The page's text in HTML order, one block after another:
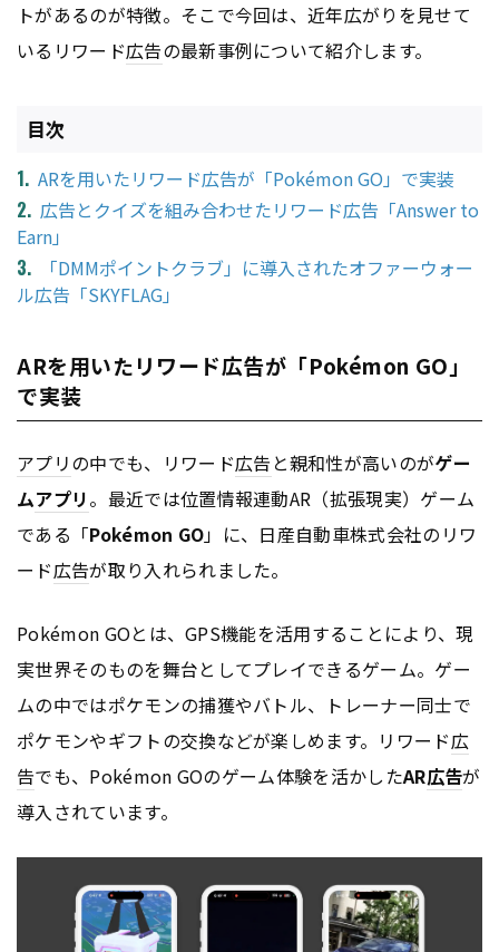
トがあるのが特徴。そこで今回は、近年広がりを見せて
いるリワード広告の最新事例について紹介します。
目次
ARを用いたリワード広告が「Pokémon GO」で実装
広告とクイズを組み合わせたリワード広告「Answer to
Earn」
「DMMポイントクラブ」に導入されたオファーウォー
ル広告「SKYFLAG」
ARを用いたリワード広告が「Pokémon GO」
で実装
アプリの中でも、リワード広告 と親和性が高いのがゲー
ムアプリ。最近では位置情報連動AR（拡張現実）ゲーム
である「Pokémon GO」に、日産自動車株式会社のリワ
ード広告が取り入れられました。
Pokémon GOとは、GPS機能を活用することにより、現
実世界そのものを舞台としてプレイできるゲーム。ゲー
ムの中ではポケモンの捕獲やバトル、トレーナー同士で
ポケモンやギフトの交換などが楽しめます。リワード広
告でも、Pokémon GOのゲーム体験を活かしたAR広告が
導入されています。